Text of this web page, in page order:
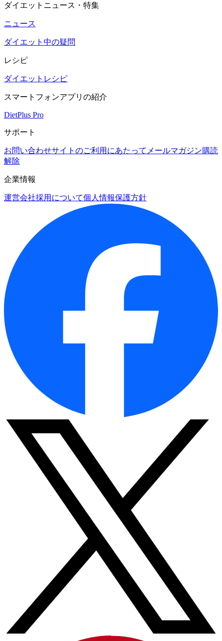
ダイエットニュース・特集
ニュース
ダイエット中の疑問
レシピ
ダイエットレシピ
スマートフォンアプリの紹介
DietPlus Pro
サポート
お問い合わせサイトのご利用にあたって メールマガジン購読
解除
企業情報
運営会社採用について個人情報保護方針